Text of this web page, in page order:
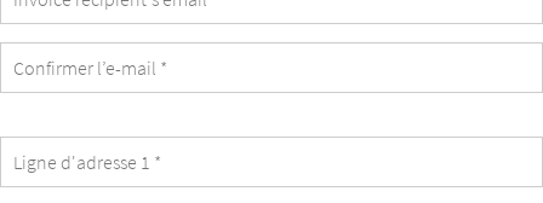
destinataire
la
identique
à
celle